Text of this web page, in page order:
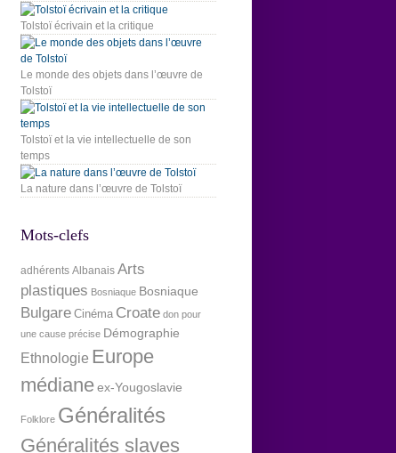
Tolstoï écrivain et la critique
Le monde des objets dans l’œuvre de
Tolstoï
Tolstoï et la vie intellectuelle de son
temps
La nature dans l’œuvre de Tolstoï
Mots-clefs
adhérents Albanais Arts
plastiques Bosniaque Bosniaque
Bulgare Cinéma Croate don pour
une cause précise Démographie
Ethnologie Europe
médianeex-Yougoslavie
Folklore Généralités
Généralités slaves